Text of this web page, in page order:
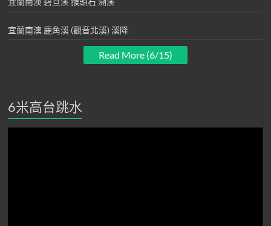
宜蘭南澳 鹿角溪 (觀音北溪) 溪降
Read More (6/15)
6米高台跳水